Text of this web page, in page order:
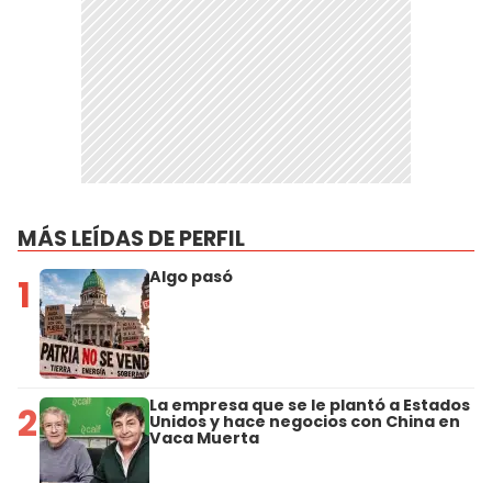
MÁS LEÍDAS DE PERFIL
1 Algo pasó
2 La empresa que se le plantó a Estados
Unidos y hace negocios con China en
Vaca Muerta